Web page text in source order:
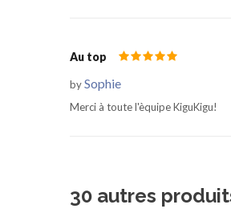
Au top
bySophie
Merci à toute l'èquipe KiguKigu!
30 autres